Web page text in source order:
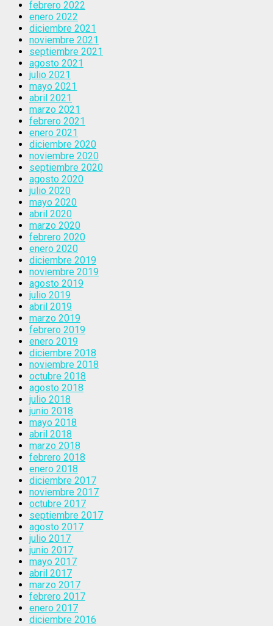
febrero 2022
enero 2022
diciembre 2021
noviembre 2021
septiembre 2021
agosto 2021
julio 2021
mayo 2021
abril 2021
marzo 2021
febrero 2021
enero 2021
diciembre 2020
noviembre 2020
septiembre 2020
agosto 2020
julio 2020
mayo 2020
abril 2020
marzo 2020
febrero 2020
enero 2020
diciembre 2019
noviembre 2019
agosto 2019
julio 2019
abril 2019
marzo 2019
febrero 2019
enero 2019
diciembre 2018
noviembre 2018
octubre 2018
agosto 2018
julio 2018
junio 2018
mayo 2018
abril 2018
marzo 2018
febrero 2018
enero 2018
diciembre 2017
noviembre 2017
octubre 2017
septiembre 2017
agosto 2017
julio 2017
junio 2017
mayo 2017
abril 2017
marzo 2017
febrero 2017
enero 2017
diciembre 2016